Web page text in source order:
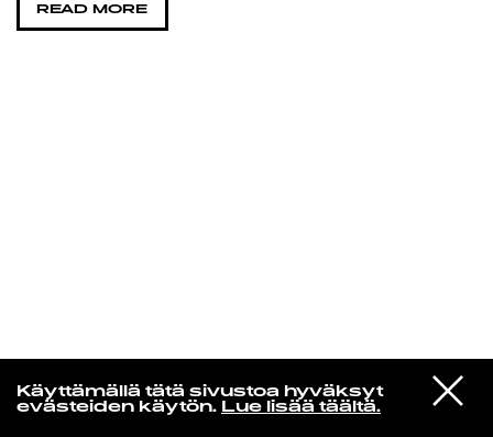
Käyttämällä tätä sivustoa hyväksyt
evästeiden käytön. Lue lisää täältä.
VIESTI
STUDIOON
Laura Friman
READ MORE